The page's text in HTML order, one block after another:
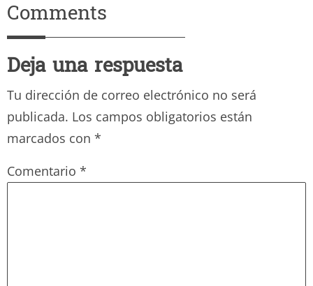
Comments
Deja una respuesta
Tu dirección de correo electrónico no será
publicada. Los campos obligatorios están
marcados con *
Comentario *